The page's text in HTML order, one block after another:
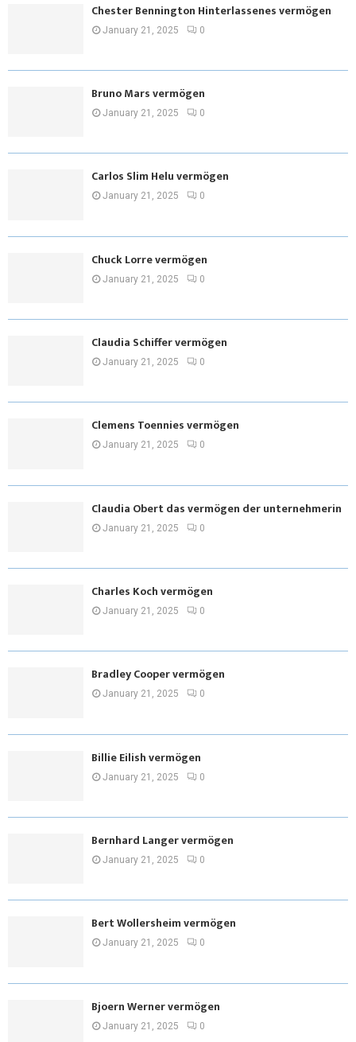
Chester Bennington Hinterlassenes vermögen
January 21, 2025 0
Bruno Mars vermögen
January 21, 2025 0
Carlos Slim Helu vermögen
January 21, 2025 0
Chuck Lorre vermögen
January 21, 2025 0
Claudia Schiffer vermögen
January 21, 2025 0
Clemens Toennies vermögen
January 21, 2025 0
Claudia Obert das vermögen der unternehmerin
January 21, 2025 0
Charles Koch vermögen
January 21, 2025 0
Bradley Cooper vermögen
January 21, 2025 0
Billie Eilish vermögen
January 21, 2025 0
Bernhard Langer vermögen
January 21, 2025 0
Bert Wollersheim vermögen
January 21, 2025 0
Bjoern Werner vermögen
January 21, 2025 0